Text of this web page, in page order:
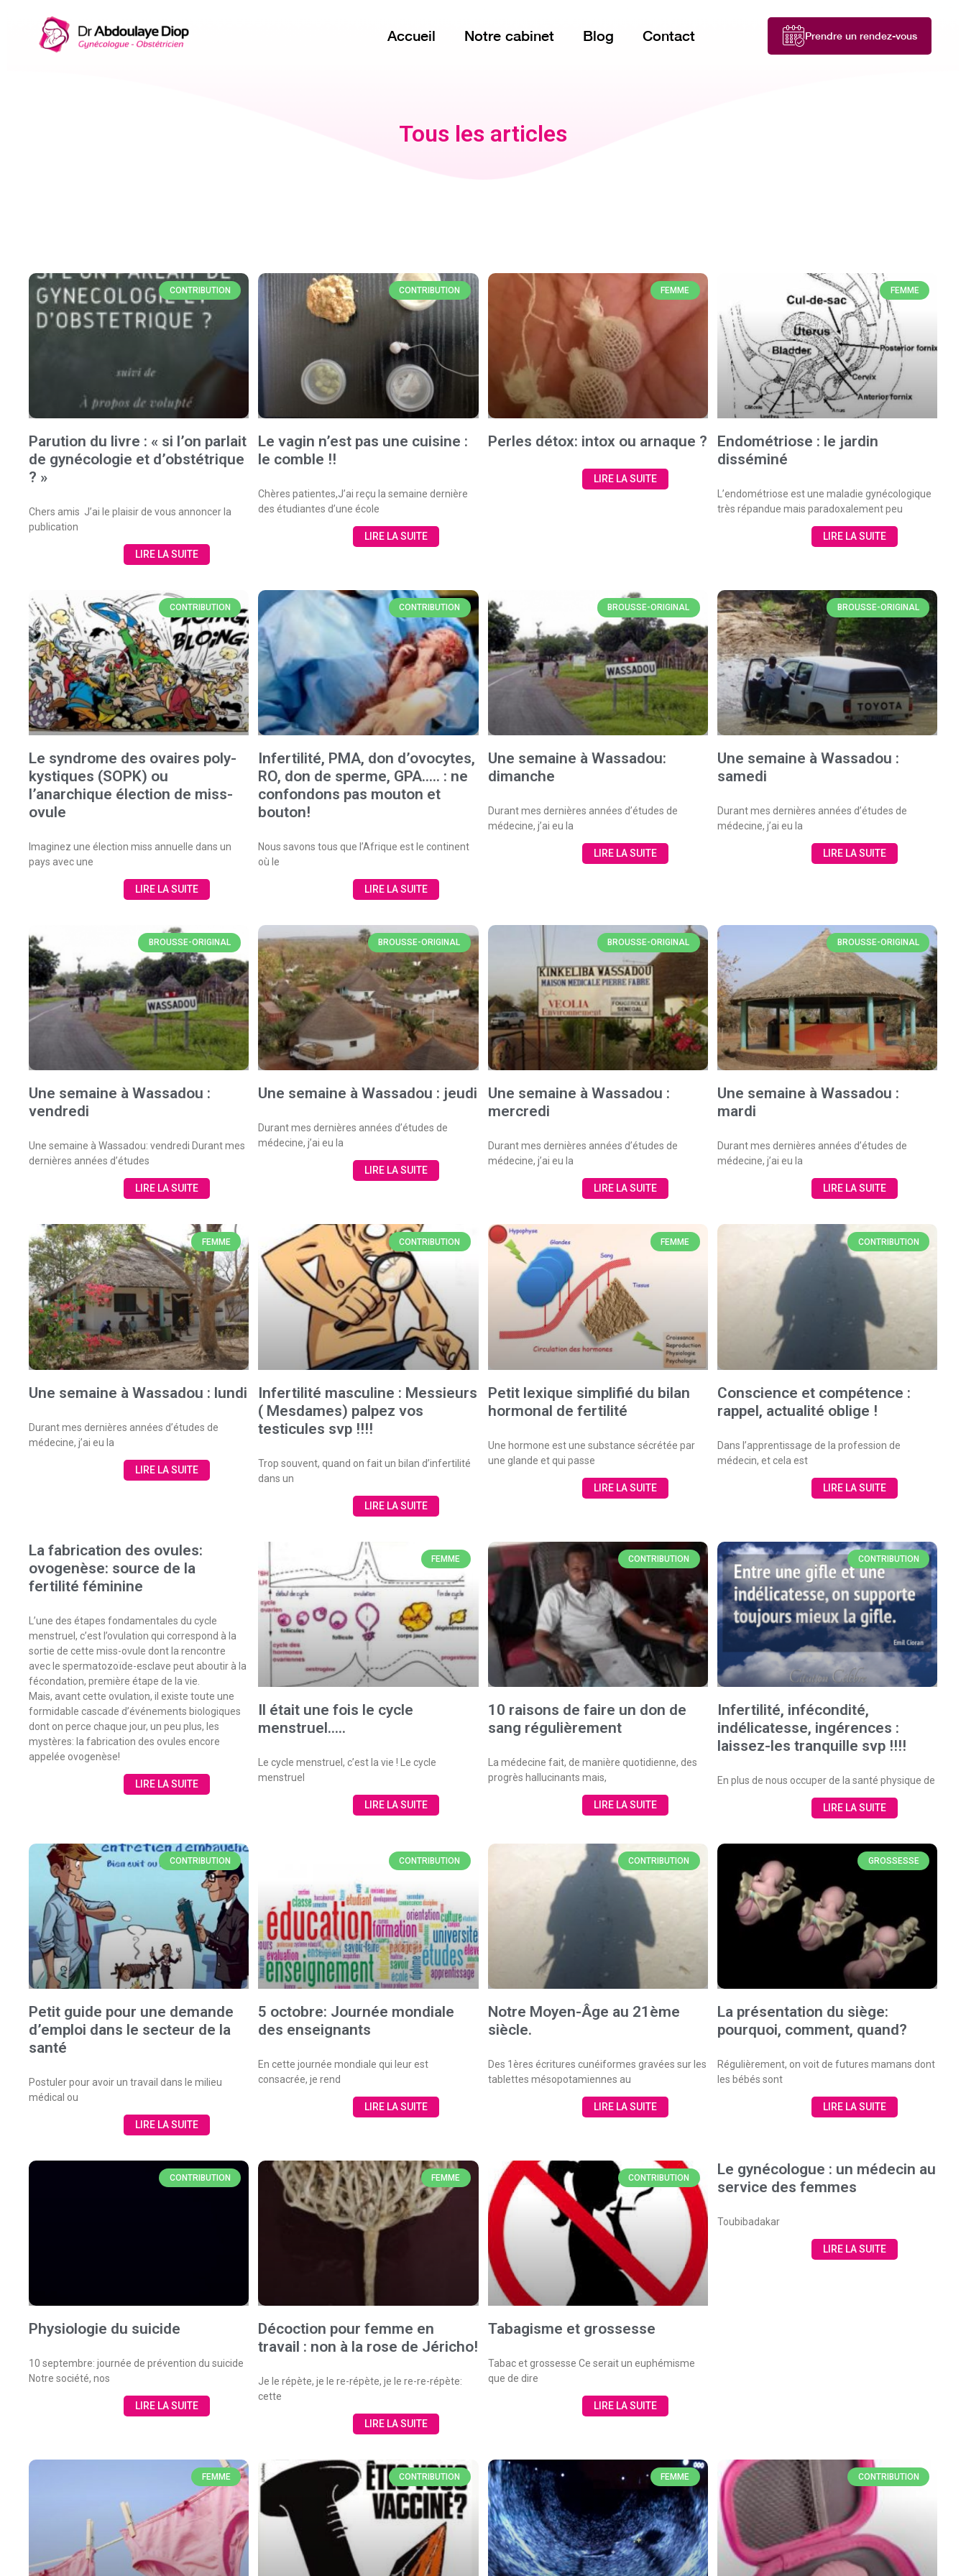
Accueil Notre cabinet Blog Contact Prendre un rendez-vous
Tous les articles
CONTRIBUTION
Parution du livre : « si l’on parlait
de gynécologie et d’obstétrique
? »
Chers amis J’ai le plaisir de vous annoncer la
publication
LIRE LA SUITE
CONTRIBUTION
Le vagin n’est pas une cuisine :
le comble !!
Chères patientes,J’ai reçu la semaine dernière
des étudiantes d’une école
LIRE LA SUITE
FEMME
Perles détox: intox ou arnaque ?
LIRE LA SUITE
FEMME
Endométriose : le jardin
disséminé
L’endométriose est une maladie gynécologique
très répandue mais paradoxalement peu
LIRE LA SUITE
CONTRIBUTION
Le syndrome des ovaires poly-
kystiques (SOPK) ou
l’anarchique élection de miss-
ovule
Imaginez une élection miss annuelle dans un
pays avec une
LIRE LA SUITE
CONTRIBUTION
Infertilité, PMA, don d’ovocytes,
RO, don de sperme, GPA….. : ne
confondons pas mouton et
bouton!
Nous savons tous que l’Afrique est le continent
où le
LIRE LA SUITE
BROUSSE-ORIGINAL
Une semaine à Wassadou:
dimanche
Durant mes dernières années d’études de
médecine, j’ai eu la
LIRE LA SUITE
BROUSSE-ORIGINAL
Une semaine à Wassadou :
samedi
Durant mes dernières années d’études de
médecine, j’ai eu la
LIRE LA SUITE
BROUSSE-ORIGINAL
Une semaine à Wassadou :
vendredi
Une semaine à Wassadou: vendredi Durant mes
dernières années d’études
LIRE LA SUITE
BROUSSE-ORIGINAL
Une semaine à Wassadou : jeudi
Durant mes dernières années d’études de
médecine, j’ai eu la
LIRE LA SUITE
BROUSSE-ORIGINAL
Une semaine à Wassadou :
mercredi
Durant mes dernières années d’études de
médecine, j’ai eu la
LIRE LA SUITE
BROUSSE-ORIGINAL
Une semaine à Wassadou :
mardi
Durant mes dernières années d’études de
médecine, j’ai eu la
LIRE LA SUITE
FEMME
Une semaine à Wassadou : lundi
Durant mes dernières années d’études de
médecine, j’ai eu la
LIRE LA SUITE
CONTRIBUTION
Infertilité masculine : Messieurs
( Mesdames) palpez vos
testicules svp !!!!
Trop souvent, quand on fait un bilan d’infertilité
dans un
LIRE LA SUITE
FEMME
Petit lexique simplifié du bilan
hormonal de fertilité
Une hormone est une substance sécrétée par
une glande et qui passe
LIRE LA SUITE
CONTRIBUTION
Conscience et compétence :
rappel, actualité oblige !
Dans l’apprentissage de la profession de
médecin, et cela est
LIRE LA SUITE
La fabrication des ovules:
ovogenèse: source de la
fertilité féminine
L’une des étapes fondamentales du cycle
menstruel, c’est l’ovulation qui correspond à la
sortie de cette miss-ovule dont la rencontre
avec le spermatozoïde-esclave peut aboutir à la
fécondation, première étape de la vie.
Mais, avant cette ovulation, il existe toute une
formidable cascade d’événements biologiques
dont on perce chaque jour, un peu plus, les
mystères: la fabrication des ovules encore
appelée ovogenèse!
LIRE LA SUITE
FEMME
Il était une fois le cycle
menstruel…..
Le cycle menstruel, c’est la vie ! Le cycle
menstruel
LIRE LA SUITE
CONTRIBUTION
10 raisons de faire un don de
sang régulièrement
La médecine fait, de manière quotidienne, des
progrès hallucinants mais,
LIRE LA SUITE
CONTRIBUTION
Infertilité, infécondité,
indélicatesse, ingérences :
laissez-les tranquille svp !!!!
En plus de nous occuper de la santé physique de
LIRE LA SUITE
CONTRIBUTION
Petit guide pour une demande
d’emploi dans le secteur de la
santé
Postuler pour avoir un travail dans le milieu
médical ou
LIRE LA SUITE
CONTRIBUTION
5 octobre: Journée mondiale
des enseignants
En cette journée mondiale qui leur est
consacrée, je rend
LIRE LA SUITE
CONTRIBUTION
Notre Moyen-Âge au 21ème
siècle.
Des 1ères écritures cunéiformes gravées sur les
tablettes mésopotamiennes au
LIRE LA SUITE
GROSSESSE
La présentation du siège:
pourquoi, comment, quand?
Régulièrement, on voit de futures mamans dont
les bébés sont
LIRE LA SUITE
CONTRIBUTION
Physiologie du suicide
10 septembre: journée de prévention du suicide
Notre société, nos
LIRE LA SUITE
FEMME
Décoction pour femme en
travail : non à la rose de Jéricho!
Je le répète, je le re-répète, je le re-re-répète:
cette
LIRE LA SUITE
CONTRIBUTION
Tabagisme et grossesse
Tabac et grossesse Ce serait un euphémisme
que de dire
LIRE LA SUITE
Le gynécologue : un médecin au
service des femmes
Toubibadakar
LIRE LA SUITE
FEMME CONTRIBUTION FEMME CONTRIBUTION